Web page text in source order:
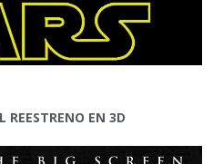
REESTRENO EN 3D